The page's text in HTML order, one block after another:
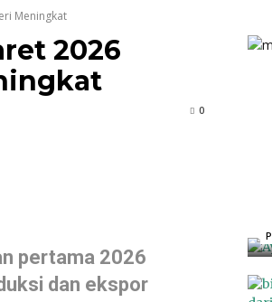
Meningkat
2026
0
pertama 2026
dan ekspor